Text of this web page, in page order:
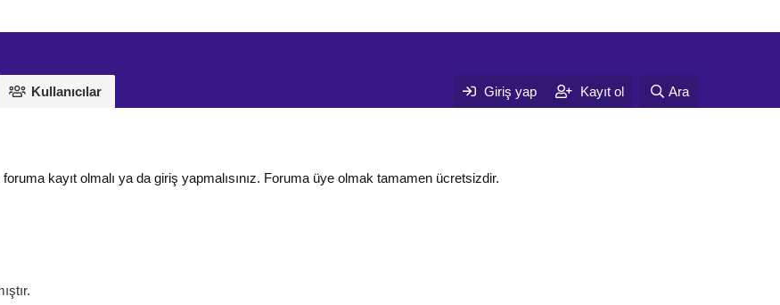
Kullanıcılar Giriş yap Kayıt ol Ara
kayıt olmalı ya da giriş yapmalısınız. Foruma üye olmak tamamen ücretsizdir.